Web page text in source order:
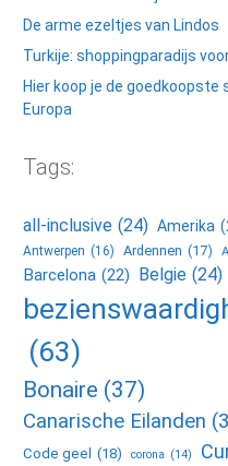
De arme ezeltjes van Lindos
Turkije: shoppingparadijs
Hier koop je de goedkoopste
Europa
Tags:
all-inclusive (24) Amerika
Antwerpen (16) Ardennen (17)
Barcelona (22) Belgie (24)
(63)
Bonaire (37)
Canarische Eilanden
Code geel (18) corona (14)